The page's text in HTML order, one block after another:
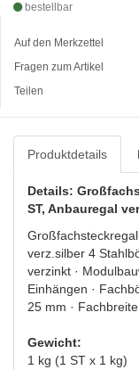
bestellbar
Auf den Merkzettel
Fragen zum Artikel
Teilen
Produktdetails
Details:
ST, Anbauregal
verz.silber 4
verzinkt ·
Einhängen ·
25 mm ·
Gewicht:
1 kg (1 ST x 1 kg)